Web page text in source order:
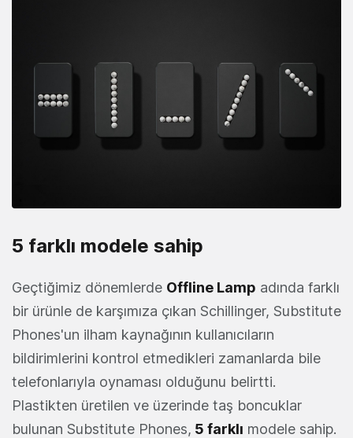
5 farklı modele sahip
Geçtiğimiz dönemlerde Offline Lamp adında farklı
bir ürünle de karşımıza çıkan Schillinger, Substitute
Phones'un ilham kaynağının kullanıcıların
bildirimlerini kontrol etmedikleri zamanlarda bile
telefonlarıyla oynaması olduğunu belirtti.
Plastikten üretilen ve üzerinde taş boncuklar
bulunan Substitute Phones, 5 farklı modele sahip.